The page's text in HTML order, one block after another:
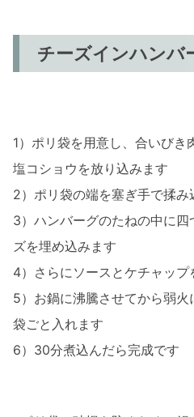
チーズインハンバ
1）ポリ袋を用意し、合いびき
塩コショウを放り込みます
2）ポリ袋の端を塞ぎ手で揉み
3）ハンバーグのたねの中に
ズを埋め込みます
4）さらにソースとケチャップ
5）お鍋に沸騰させてから弱火
袋ごと入れます
6）30分煮込んだら完成です